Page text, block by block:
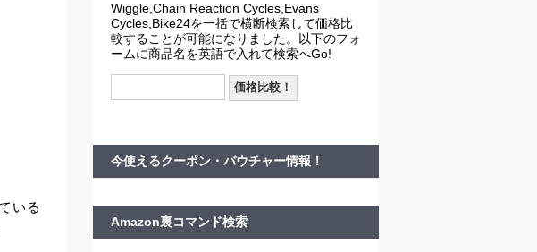
いる
Wiggle,Chain Reaction Cycles,Evans
Cycles,Bike24を一括で横断検索して価格比
較することが可能になりました。以下のフォ
ームに商品名を英語で入れて検索へGo!
今使えるクーポン・バウチャー情報！
Amazon裏コマンド検索